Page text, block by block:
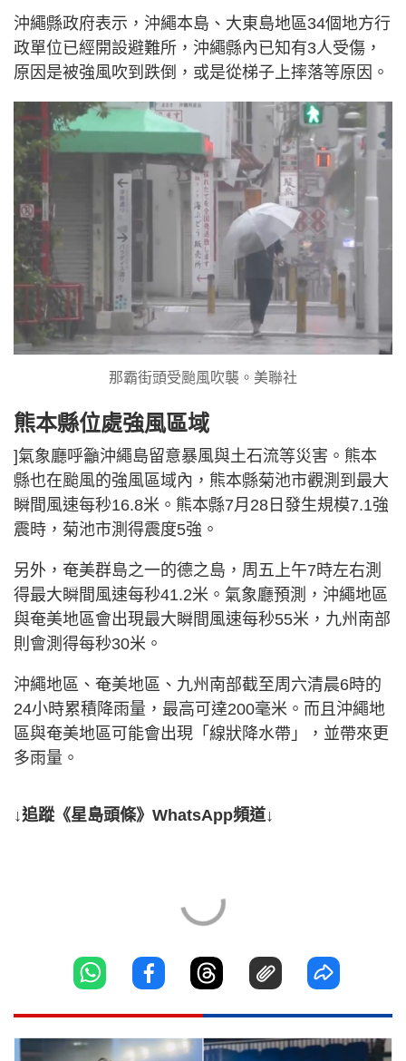
沖繩縣政府表示，沖繩本島、大東島地區34個地方行
政單位已經開設避難所，沖繩縣內已知有3人受傷，
原因是被強風吹到跌倒，或是從梯子上摔落等原因。
那霸街頭受颱風吹襲。美聯社
熊本縣位處強風區域
]氣象廳呼籲沖繩島留意暴風與土石流等災害。熊本
縣也在颱風的強風區域內，熊本縣菊池市觀測到最大
瞬間風速每秒16.8米。熊本縣7月28日發生規模7.1強
震時，菊池市測得震度5強。
另外，奄美群島之一的德之島，周五上午7時左右測
得最大瞬間風速每秒41.2米。氣象廳預測，沖繩地區
與奄美地區會出現最大瞬間風速每秒55米，九州南部
則會測得每秒30米。
沖繩地區、奄美地區、九州南部截至周六清晨6時的
24小時累積降雨量，最高可達200毫米。而且沖繩地
區與奄美地區可能會出現「線狀降水帶」，並帶來更
多雨量。
↓追蹤《星島頭條》WhatsApp頻道↓